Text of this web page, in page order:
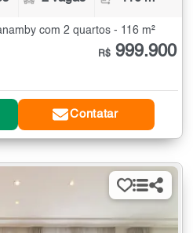
com 2 quartos - 116 m²
R$ 999.900
Contatar